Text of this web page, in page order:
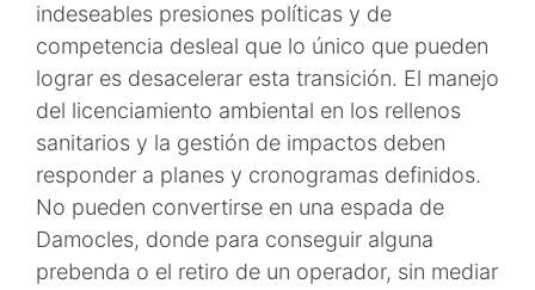
indeseables presiones políticas y de
competencia desleal que lo único que pueden
lograr es desacelerar esta transición. El manejo
del licenciamiento ambiental en los rellenos
sanitarios y la gestión de impactos deben
responder a planes y cronogramas definidos.
No pueden convertirse en una espada de
Damocles, donde para conseguir alguna
prebenda o el retiro de un operador, sin mediar